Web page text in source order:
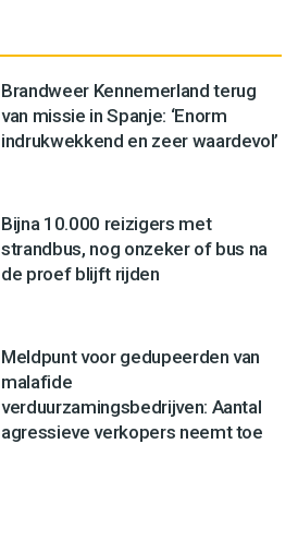
Brandweer Kennemerland terug
van missie in Spanje: ‘Enorm
indrukwekkend en zeer waardevol’
Bijna 10.000 reizigers met
strandbus, nog onzeker of bus na
de proef blijft rijden
Meldpunt voor gedupeerden van
malafide
verduurzamingsbedrijven: Aantal
agressieve verkopers neemt toe